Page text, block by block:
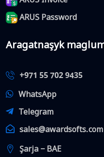
ARUS Password
Aragatnaşyk
+971 55 702 9435
WhatsApp
Telegram
sales@awardsofts.com
Şarja − BAE